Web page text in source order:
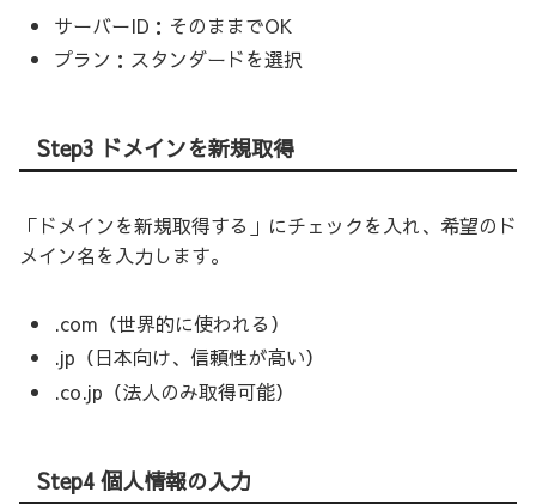
サーバーID：そのままでOK
プラン：スタンダードを選択
Step3 ドメインを新規取得
「ドメインを新規取得する」にチェックを入れ、希望のド
メイン名を入力します。
.com（世界的に使われる）
.jp（日本向け、信頼性が高い）
.co.jp（法人のみ取得可能）
Step4 個人情報の入力